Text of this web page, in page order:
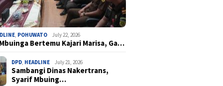
, POHUWATO July 22, 2026
Bertemu Kajari Marisa, Ga…
DPD, HEADLINE July 21, 2026
Sambangi Dinas Nakertrans,
Syarif Mbuing…